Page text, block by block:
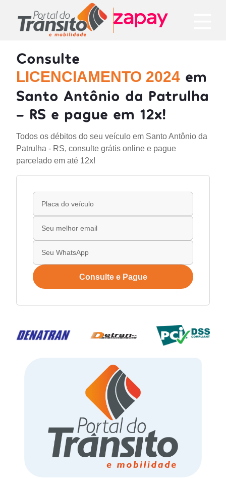
Consulte
LICENCIAMENTO 2024 em
Santo Antônio da Patrulha
- RS e pague em 12x!
Todos os débitos do seu veículo em Santo Antônio da
Patrulha - RS, consulte grátis online e pague
parcelado em até 12x!
Consulte e Pague